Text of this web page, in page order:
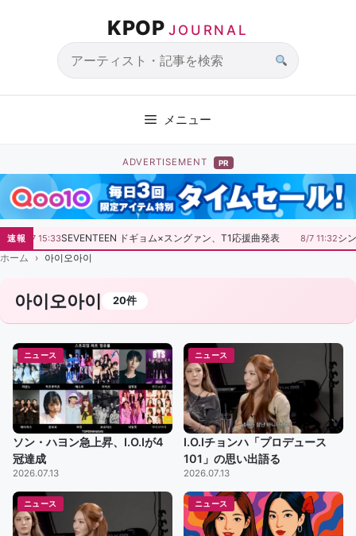
プ
KPOP JOURNAL
サ
メニュー
ADVERTISEMENT PR
速報8/7 15:33SEVENTEEN ドギョム×スングァン、T1応援曲発表 8/7 11:32シ
ホーム
아이오아이
아이오아이 20件
ニュース
ソン・ハヨン急上昇、I.O.Iが4
冠達成
2026.07.13
ニュース
I.O.Iチョンハ「プロデュース
101」の思い出語る
2026.07.13
ニュース ニュース